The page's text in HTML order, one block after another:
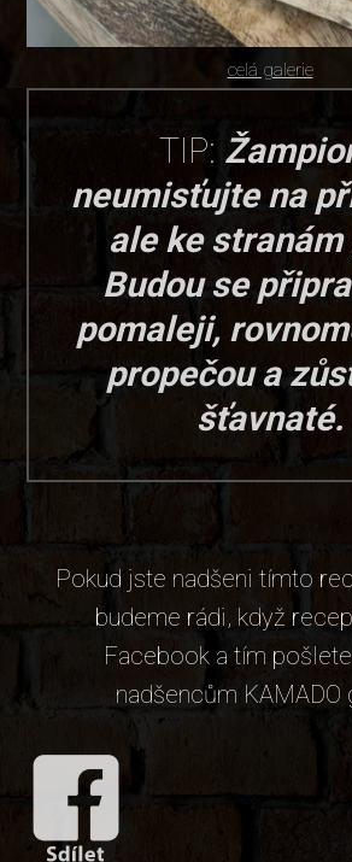
celá galerie
TIP:
neumisťujte na
ale ke
Budou se
pomaleji,
propečou a
šťavnaté.
Pokud jste nadšeni tímto
budeme rádi, když
Facebook a tím
nadšencům KAMADO